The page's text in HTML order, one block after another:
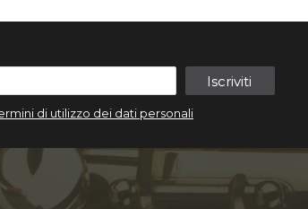
Iscriviti
di utilizzo dei dati personali